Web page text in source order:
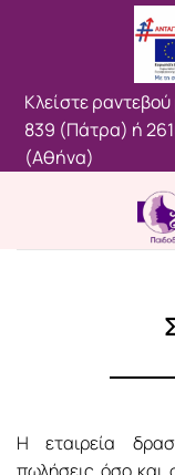
Κλείστε
839 (Πάτρα) ή
(Aθήνα)
Η εταιρεία